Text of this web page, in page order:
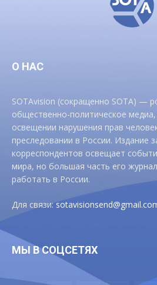
О НАС
SOTAvision (сокращенно SOTA) —
общественно-политическое
освещении нарушения прав
преследовании в России. Издание
корреспондентов освещает
мира, но большая часть его
работать в России.
Для связи:
МЫ В СОЦСЕТЯХ